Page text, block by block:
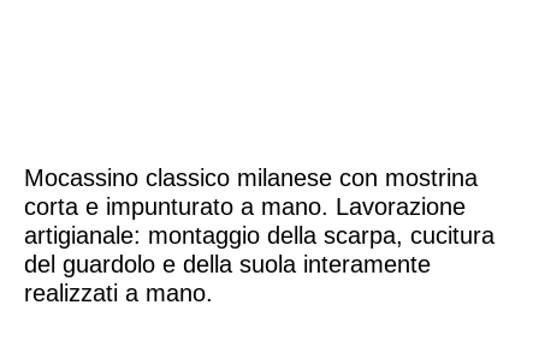
Remote Bespoke
Bespoke
Mocassino classico milanese con mostrina
corta e impunturato a mano. Lavorazione
artigianale: montaggio della scarpa, cucitura
del guardolo e della suola interamente
realizzati a mano.